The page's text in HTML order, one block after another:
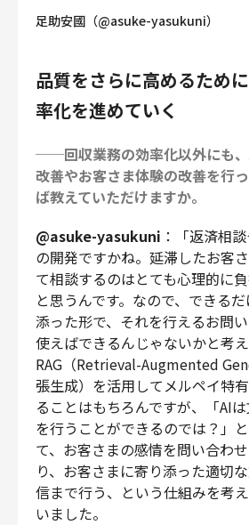
足助安國（@asuke-yasukuni）
品質をさらに高めるため
率化を進めていく
──回収業務の効率化以外にも
改善やお客さま体験の改善を行
ば教えていただけますか。
@asuke-yasukuni ：「返済相
の開発ですかね。延滞したお客
て相談するのはとても心理的に
と思うんです。なので、できる
添った形で、それを行えるお問
使えばできるんじゃないかと考え
RAG（Retrieval-Augmented
張生成）を活用してメルペイ特
ることはもちろんですが、「AI
を行うことができるのでは？」
て、お客さまの感情を問い合わ
り、お客さまに寄り添った適切
信まで行う、という仕組みを考
いました。